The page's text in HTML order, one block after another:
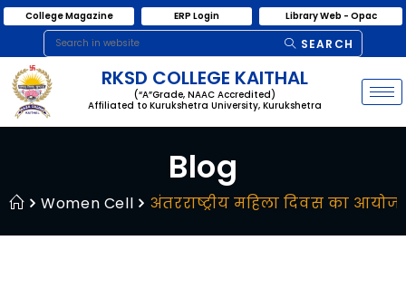
College Magazine ERP Login Library Web - Opac
SEARCH
RKSD COLLEGE KAITHAL
(“A”Grade, NAAC Accredited)
Affiliated to Kurukshetra University, Kurukshetra
Blog
Women Cell अंतरराष्ट्रीय महिला दिवस का